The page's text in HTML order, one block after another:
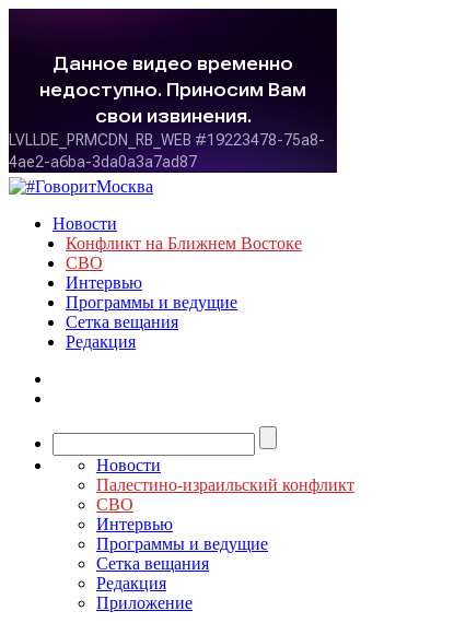
Новости
Конфликт на Ближнем Востоке
СВО
Интервью
Программы и ведущие
Сетка вещания
Редакция
Новости
Палестино-израильский конфликт
СВО
Интервью
Программы и ведущие
Сетка вещания
Редакция
Приложение